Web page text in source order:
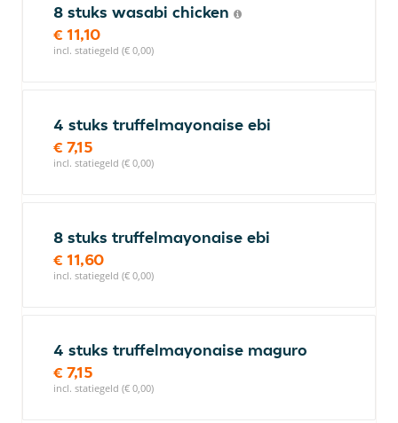
8 stuks wasabi chicken
€ 11,10
incl. statiegeld (€ 0,00)
4 stuks truffelmayonaise ebi
€ 7,15
incl. statiegeld (€ 0,00)
8 stuks truffelmayonaise ebi
€ 11,60
incl. statiegeld (€ 0,00)
4 stuks truffelmayonaise maguro
€ 7,15
incl. statiegeld (€ 0,00)